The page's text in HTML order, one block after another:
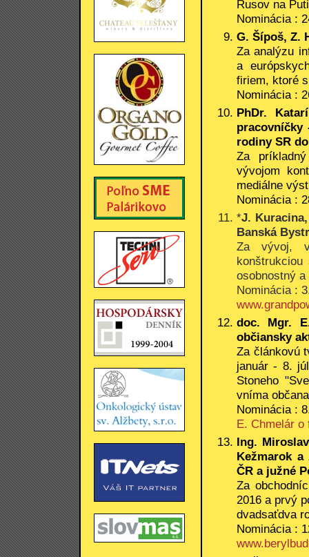
Rusov na
Nominácia :
G. Šípoš, Z.
Za analýzu
a
firiem, ktoré
Nominácia :
PhDr.
pracovníčky
rodiny SR
Za
vývojom
mediálne
Nominácia :
*J.
Banská
Za vývoj,
osobnostný
Nominácia :
doc. Mgr.
občiansky
Za článkovú
január - 8.
Stoneho
vníma
Nominácia :
E. Chmelár o
Ing.
Kežmarok
ČR a južné
Za
2016 a prvý
dvadsaťdva
Nominácia :